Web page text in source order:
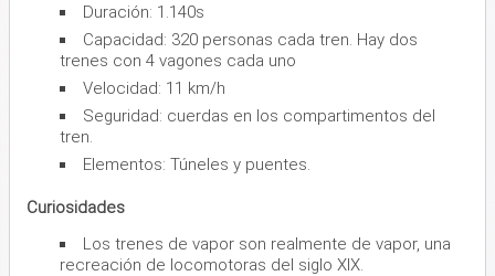
Duración: 1.140s
Capacidad: 320 personas cada tren. Hay dos
trenes con 4 vagones cada uno
Velocidad: 11 km/h
Seguridad: cuerdas en los compartimentos del
tren.
Elementos: Túneles y puentes.
Curiosidades
Los trenes de vapor son realmente de vapor, una
recreación de locomotoras del siglo XIX.